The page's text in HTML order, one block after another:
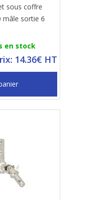
sous coffre
mâle sortie 6
en stock
14.36€ HT